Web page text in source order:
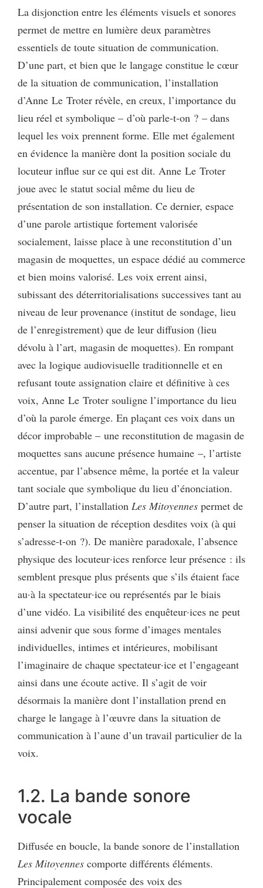
La disjonction entre les éléments visuels et sonores
permet de mettre en lumière deux paramètres
essentiels de toute situation de communication.
D’une part, et bien que le langage constitue le cœur
de la situation de communication, l’installation
d’Anne Le Troter révèle, en creux, l’importance du
lieu réel et symbolique – d’où parle-t-on ? – dans
lequel les voix prennent forme. Elle met également
en évidence la manière dont la position sociale du
locuteur influe sur ce qui est dit. Anne Le Troter
joue avec le statut social même du lieu de
présentation de son installation. Ce dernier, espace
d’une parole artistique fortement valorisée
socialement, laisse place à une reconstitution d’un
magasin de moquettes, un espace dédié au commerce
et bien moins valorisé. Les voix errent ainsi,
subissant des déterritorialisations successives tant au
niveau de leur provenance (institut de sondage, lieu
de l’enregistrement) que de leur diffusion (lieu
dévolu à l’art, magasin de moquettes). En rompant
avec la logique audiovisuelle traditionnelle et en
refusant toute assignation claire et définitive à ces
voix, Anne Le Troter souligne l’importance du lieu
d’où la parole émerge. En plaçant ces voix dans un
décor improbable – une reconstitution de magasin de
moquettes sans aucune présence humaine –, l’artiste
accentue, par l’absence même, la portée et la valeur
tant sociale que symbolique du lieu d’énonciation.
D’autre part, l’installation Les Mitoyennes permet de
penser la situation de réception desdites voix (à qui
s’adresse-t-on ?). De manière paradoxale, l’absence
physique des locuteur·ices renforce leur présence : ils
semblent presque plus présents que s’ils étaient face
au·à la spectateur·ice ou représentés par le biais
d’une vidéo. La visibilité des enquêteur·ices ne peut
ainsi advenir que sous forme d’images mentales
individuelles, intimes et intérieures, mobilisant
l’imaginaire de chaque spectateur·ice et l’engageant
ainsi dans une écoute active. Il s’agit de voir
désormais la manière dont l’installation prend en
charge le langage à l’œuvre dans la situation de
communication à l’aune d’un travail particulier de la
voix.
1.2. La bande sonore
vocale
Diffusée en boucle, la bande sonore de l’installation
Les Mitoyennes comporte différents éléments.
Principalement composée des voix des